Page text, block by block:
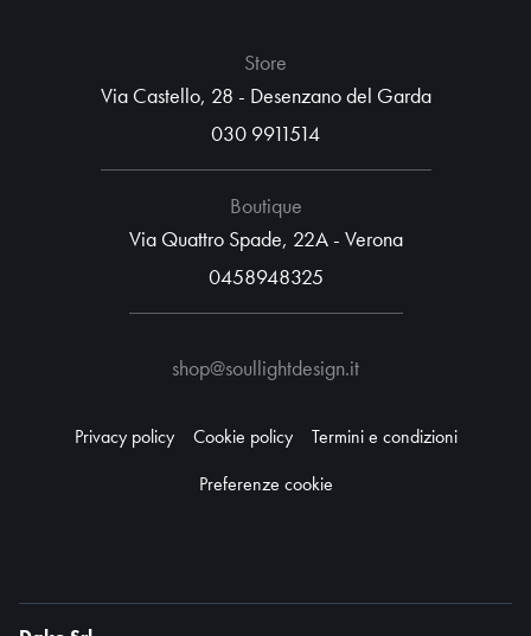
Store
Via Castello, 28 - Desenzano del Garda
030 9911514
Boutique
Via Quattro Spade, 22A - Verona
0458948325
shop@soullightdesign.it
Privacy policy Cookie policy
Termini e condizioni
Preferenze cookie